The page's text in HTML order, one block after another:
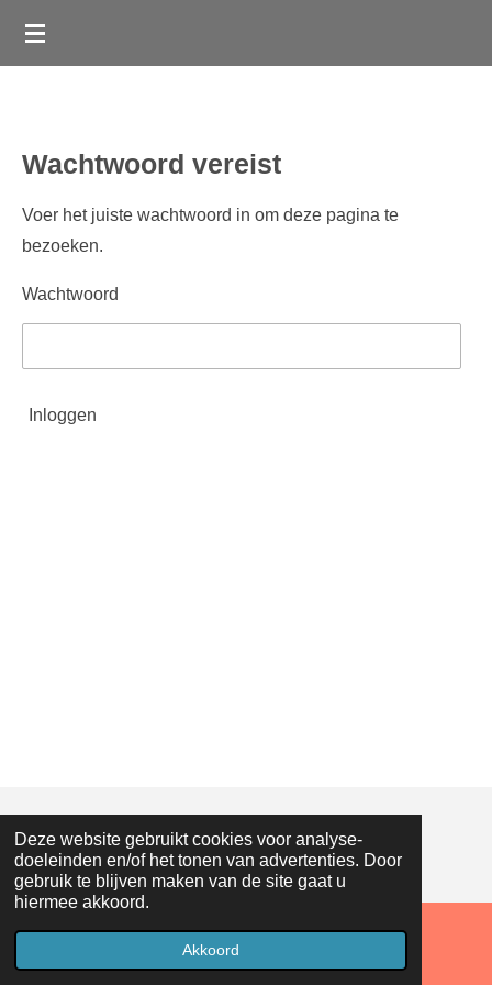
Deze website gebruikt cookies voor analyse-
doeleinden en/of het tonen van advertenties. Door
gebruik te blijven maken van de site gaat u
hiermee akkoord.
Akkoord
Ga
Wachtwoord vereist
Voer het juiste wachtwoord in om deze pagina te
bezoeken.
Wachtwoord
Inloggen
© 2018 - 2026 Droneopreis
Facebook